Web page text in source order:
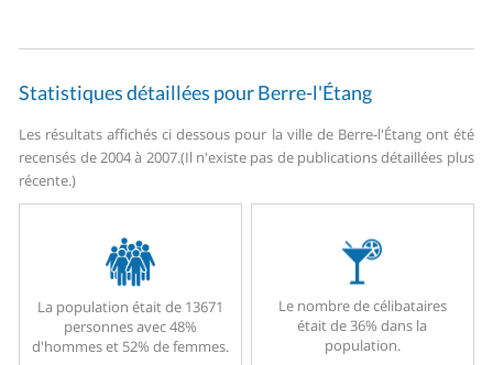
Statistiques détaillées pour Berre-l'Étang
Les résultats affichés ci dessous pour la ville de Berre-l'Étang ont été
recensés de 2004 à 2007.(Il n'existe pas de publications détaillées plus
récente.)
La population était de 13671
personnes avec 48%
d'hommes et 52% de femmes.
Le nombre de célibataires
était de 36% dans la
population.